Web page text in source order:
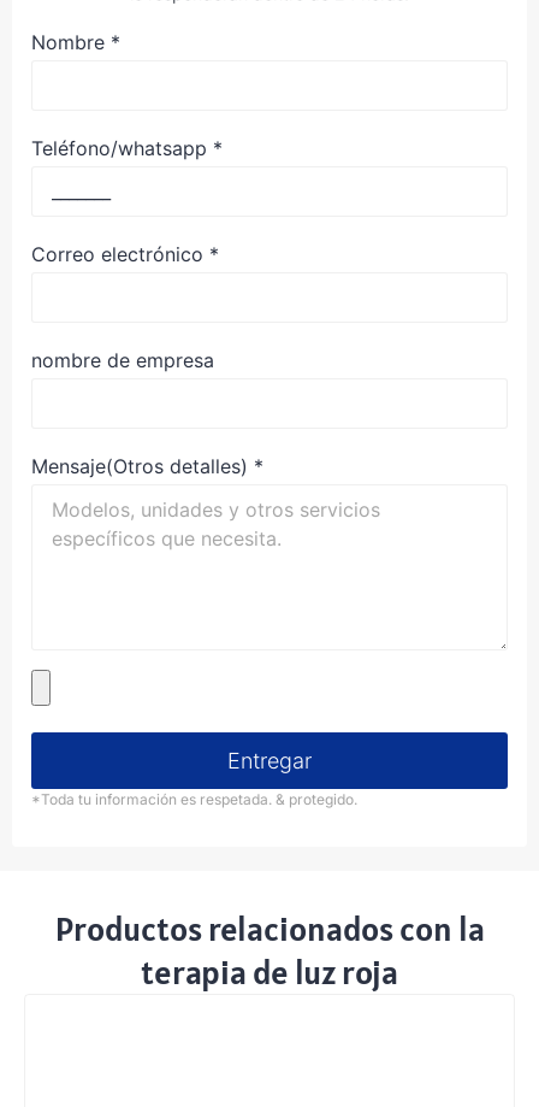
Nombre *
Teléfono/whatsapp *
Correo electrónico *
nombre de empresa
Mensaje(Otros detalles) *
Entregar
*Toda tu información es respetada. & protegido.
Productos relacionados con la
terapia de luz roja